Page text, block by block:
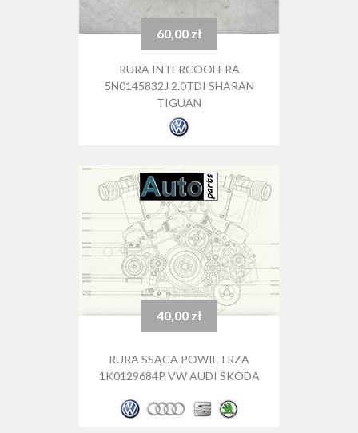
Cena60,00 zł
RURA INTERCOOLERA
5N0145832J 2.0TDI SHARAN
TIGUAN
Cena
40,00 zł
RURA SSĄCA POWIETRZA
1K0129684P VW AUDI SKODA